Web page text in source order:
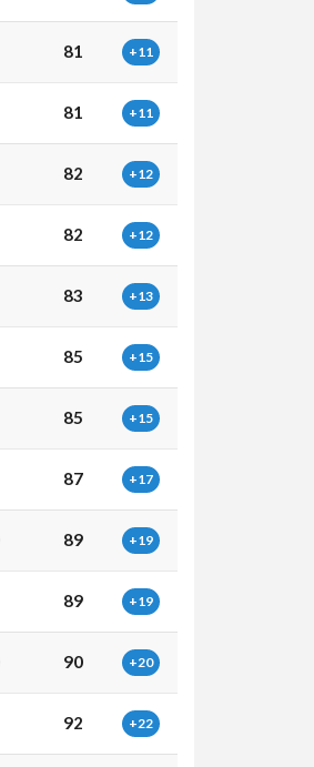
81 +11
81 +11
82 +12
82 +12
83 +13
85 +15
85 +15
87 +17
89 +19
89 +19
90 +20
92 +22